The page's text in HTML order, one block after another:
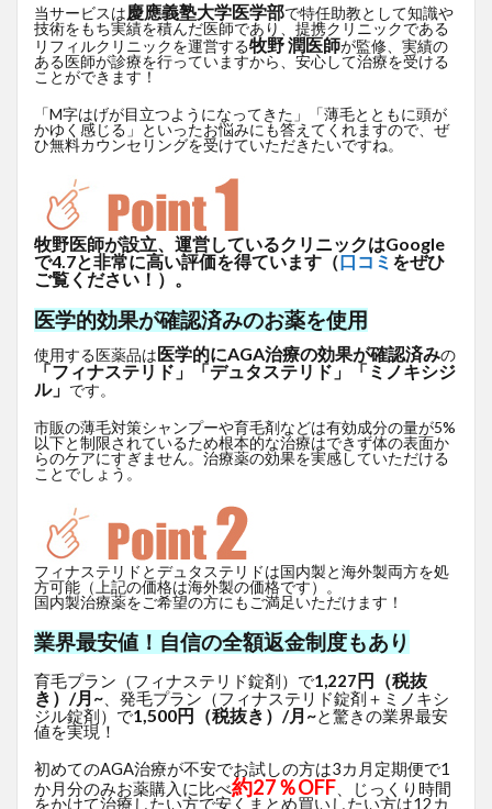
当サービスは慶應義塾大学医学部で特任助教として知識や
技術をもち実績を積んだ医師であり、提携クリニックである
リフィルクリニックを運営する牧野 潤医師が監修、実績の
ある医師が診療を行っていますから、安心して治療を受ける
ことができます！
「M字はげが目立つようになってきた」「薄毛とともに頭が
かゆく感じる」といったお悩みにも答えてくれますので、ぜ
ひ無料カウンセリングを受けていただきたいですね。
牧野医師が設立、運営しているクリニックはGoogle
で4.7と非常に高い評価を得ています（口コミ をぜひ
ご覧ください！）。
医学的効果が確認済みのお薬を使用
使用する医薬品は医学的にAGA治療の効果が確認済みの
「フィナステリド」「デュタステリド」「ミノキシジ
ル」 です。
市販の薄毛対策シャンプーや育毛剤などは有効成分の量が5%
以下と制限されているため根本的な治療はできず体の表面か
らのケアにすぎません。治療薬の効果を実感していただける
ことでしょう。
フィナステリドとデュタステリドは国内製と海外製両方を処
方可能（上記の価格は海外製の価格です）。
国内製治療薬をご希望の方にもご満足いただけます！
業界最安値！自信の全額返金制度もあり
育毛プラン（フィナステリド錠剤）で1,227円（税抜
き）/月~ 、発毛プラン（フィナステリド錠剤＋ミノキシ
ジル錠剤）で1,500円（税抜き）/月~と驚きの業界最安
値を実現！
初めてのAGA治療が不安でお試しの方は3カ月定期便で1
か月分のみお薬購入に比べ約27％OFF 、じっくり時間
をかけて治療したい方で安くまとめ買いしたい方は12カ